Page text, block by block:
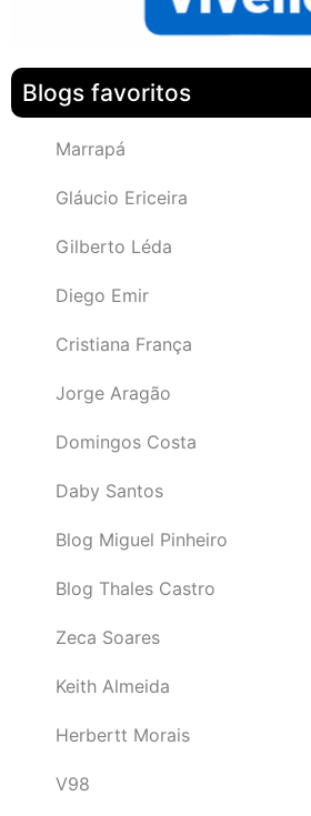
Blogs favoritos
Marrapá
Gláucio Ericeira
Gilberto Léda
Diego Emir
Cristiana França
Jorge Aragão
Domingos Costa
Daby Santos
Blog Miguel Pinheiro
Blog Thales Castro
Zeca Soares
Keith Almeida
Herbertt Morais
V98